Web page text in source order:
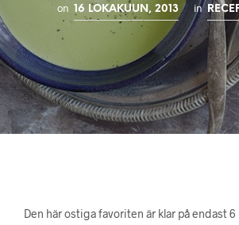
on 16 LOKAKUUN, 2013 in
Den här ostiga favoriten är klar på endast 6